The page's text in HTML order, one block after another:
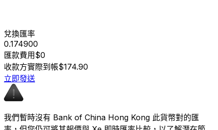
兌換匯率
0.174900
匯款費用$0
收款方實際到帳$174.90
立即發送
我們暫時沒有 Bank of China Hong Kong 此貨幣對的匯